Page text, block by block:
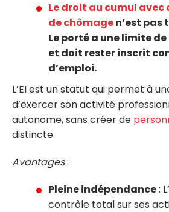
Ledroit au cumul avec
de chômagen’est pas
Le porté a une limite
et doit rester inscrit
d’emploi.
L’EI est un statut qui permet à
d’exercer son activité
autonome, sans créer de person
distincte.
Avantages:
Pleineindépendance:
contrôle total sur ses